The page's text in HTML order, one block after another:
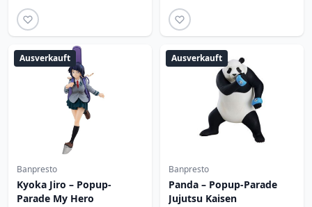
Ausverkauft
Banpresto
Kyoka Jiro – Popup-
Parade My Hero
Ausverkauft
Banpresto
Panda – Popup-Parade
Jujutsu Kaisen